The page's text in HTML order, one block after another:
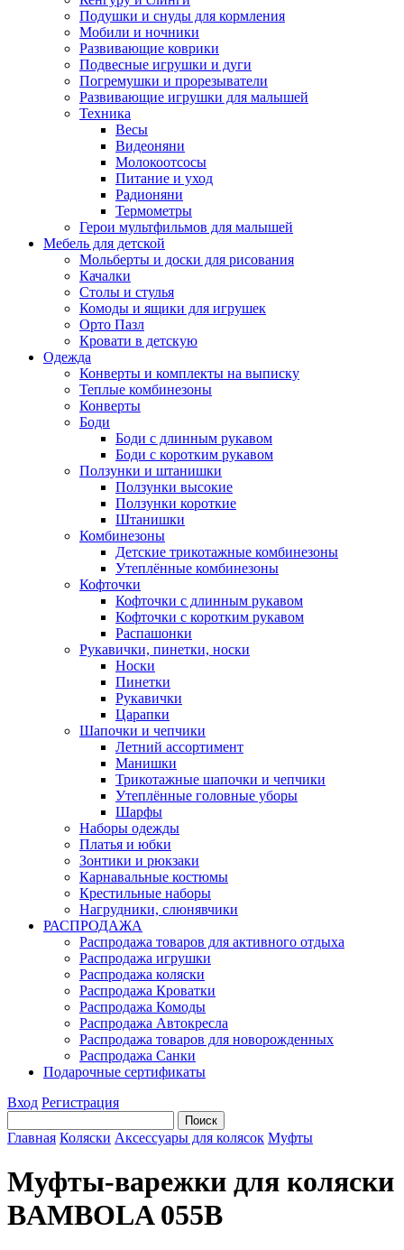
Подушки и снуды для кормления
Мобили и ночники
Развивающие коврики
Подвесные игрушки и дуги
Погремушки и прорезыватели
Развивающие игрушки для малышей
Техника
Весы
Видеоняни
Молокоотсосы
Питание и уход
Радионяни
Термометры
Герои мультфильмов для малышей
Мебель для детской
Мольберты и доски для рисования
Качалки
Столы и стулья
Комоды и ящики для игрушек
Орто Пазл
Кровати в детскую
Одежда
Конверты и комплекты на выписку
Теплые комбинезоны
Конверты
Боди
Боди с длинным рукавом
Боди с коротким рукавом
Ползунки и штанишки
Ползунки высокие
Ползунки короткие
Штанишки
Комбинезоны
Детские трикотажные комбинезоны
Утеплённые комбинезоны
Кофточки
Кофточки с длинным рукавом
Кофточки с коротким рукавом
Распашонки
Рукавички, пинетки, носки
Носки
Пинетки
Рукавички
Царапки
Шапочки и чепчики
Летний ассортимент
Манишки
Трикотажные шапочки и чепчики
Утеплённые головные уборы
Шарфы
Наборы одежды
Платья и юбки
Зонтики и рюкзаки
Карнавальные костюмы
Крестильные наборы
Нагрудники, слюнявчики
РАСПРОДАЖА
Распродажа товаров для активного отдыха
Распродажа игрушки
Распродажа коляски
Распродажа Кроватки
Распродажа Комоды
Распродажа Автокресла
Распродажа товаров для новорожденных
Распродажа Санки
Подарочные сертификаты
Вход Регистрация
Главная Коляски Аксессуары для колясок Муфты
Муфты-варежки для коляски
BAMBOLA 055В